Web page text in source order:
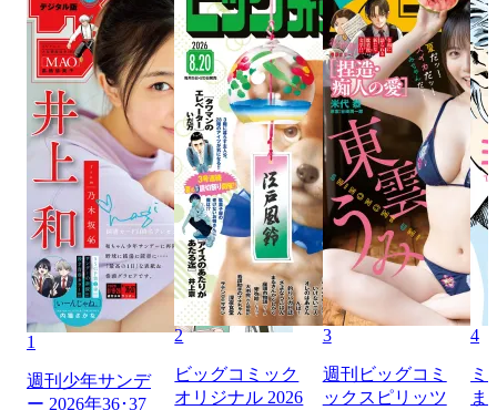
1
週刊少年サンデ
ー 2026年36･37
2
ビッグコミック
オリジナル 2026
3
週刊ビッグコミ
ックスピリッツ
4
ミ
ま